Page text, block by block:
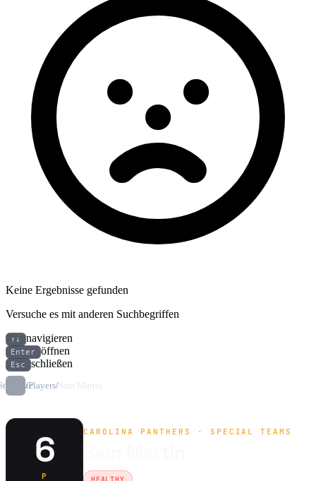
Keine Ergebnisse gefunden
Versuche es mit anderen Suchbegriffen
↑↓ navigieren
Enter öffnen
Esc schließen
/Players/Sam Martin
6
P
CAROLINA PANTHERS · SPECIAL TEAMS
HEALTHY